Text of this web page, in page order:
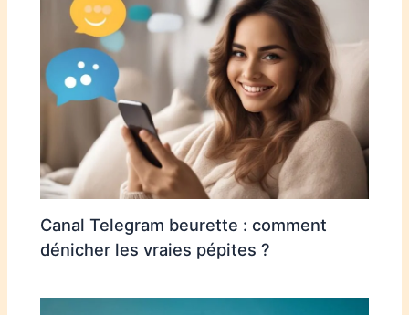
Canal Telegram beurette : comment
dénicher les vraies pépites ?